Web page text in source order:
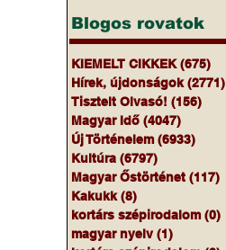
Blogos rovatok
KIEMELT CIKKEK (675)
Hírek, újdonságok (2771)
Tisztelt Olvasó! (156)
Magyar Idő (4047)
Új Történelem (6933)
Kultúra (6797)
Magyar Őstörténet (117)
Kakukk (8)
kortárs szépirodalom (0)
magyar nyelv (1)